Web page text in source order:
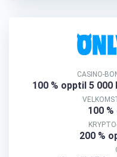
CASINO-
100 % opptil 5 000
100
200 %